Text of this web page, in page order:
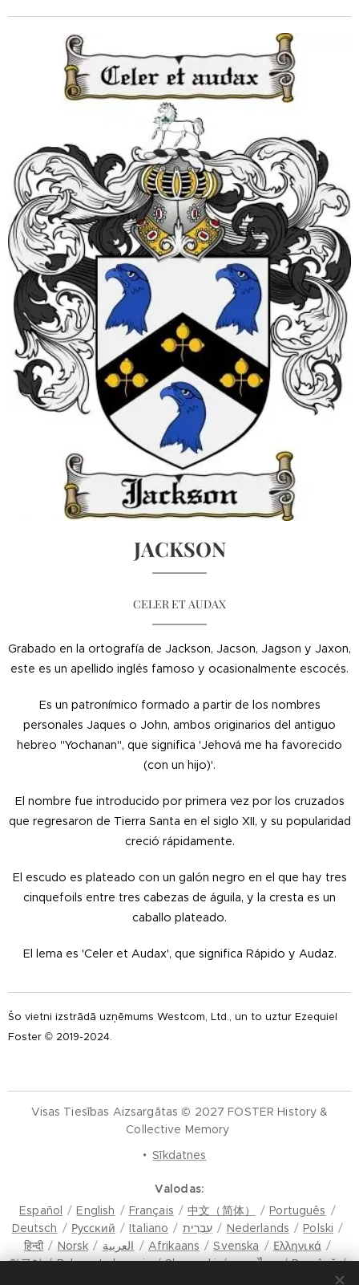
JACKSON
CELER ET AUDAX
Grabado en la ortografía de Jackson, Jacson, Jagson y Jaxon,
este es un apellido inglés famoso y ocasionalmente escocés.
Es un patronímico formado a partir de los nombres
personales Jaques o John, ambos originarios del antiguo
hebreo "Yochanan", que significa 'Jehová me ha favorecido
(con un hijo)'.
El nombre fue introducido por primera vez por los cruzados
que regresaron de Tierra Santa en el siglo XII, y su popularidad
creció rápidamente.
El escudo es plateado con un galón negro en el que hay tres
cinquefoils entre tres cabezas de águila, y la cresta es un
caballo plateado.
El lema es 'Celer et Audax', que significa Rápido y Audaz.
Šo vietni izstrādā uzņēmums Westcom, Ltd., un to uztur Ezequiel
Foster © 2019-2024.
Visas Tiesības Aizsargātas © 2027 FOSTER History &
Collective Memory
Sīkdatnes
Valodas
Español
English Français 中文（简体）
Português
Deutsch
Русский Italiano עִבְרִית Nederlands
Polski
हिन्दी
Norsk العربية Afrikaans Svenska
Ελληνικά
한국어
Bahasa Indonesia Slovenski ภาษาไทย
Română